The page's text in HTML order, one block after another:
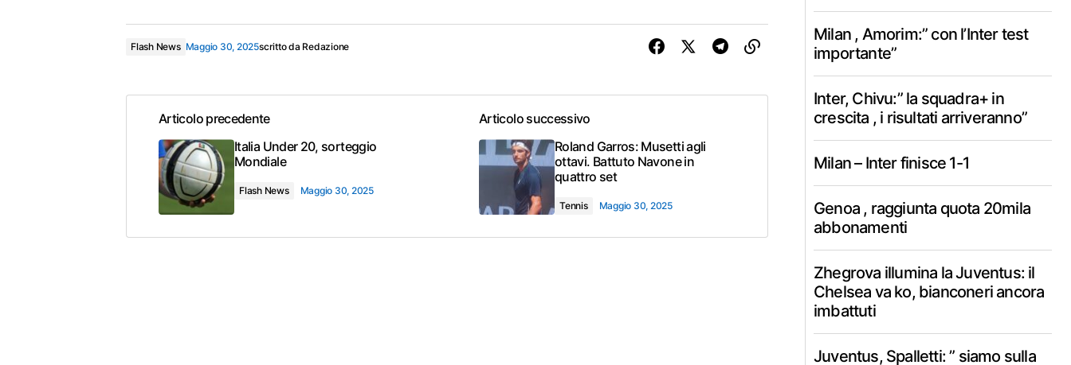
Flash News Maggio 30, 2025scritto da Redazione
Articolo precedente
Italia Under 20, sorteggio
Mondiale
Flash News Maggio 30, 2025
Articolo successivo
Roland Garros: Musetti agli
ottavi. Battuto Navone in
quattro set
Tennis Maggio 30, 2025
Milan , Amorim:” con l’Inter test
importante”
Inter, Chivu:” la squadra+ in
crescita , i risultati arriveranno”
Milan – Inter finisce 1-1
Genoa , raggiunta quota 20mila
abbonamenti
Zhegrova illumina la Juventus: il
Chelsea va ko, bianconeri ancora
imbattuti
Juventus, Spalletti: ” siamo sulla